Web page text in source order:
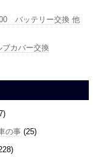
バッテリー交換 他
カバー交換
の事 (25)